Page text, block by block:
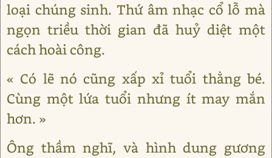
loại chúng sinh. Thứ âm nhạc cổ lỗ mà
ngọn triều thời gian đã huỷ diệt một
cách hoài công.
« Có lẽ nó cũng xấp xỉ tuổi thằng bé.
Cùng một lứa tuổi nhưng ít may mắn
hơn. »
Ông thầm nghĩ, và hình dung gương